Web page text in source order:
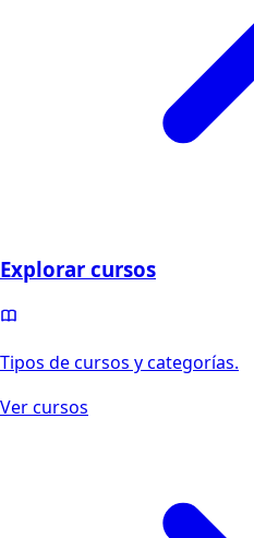
Explorar cursos
Tipos de cursos y categorías.
Ver cursos